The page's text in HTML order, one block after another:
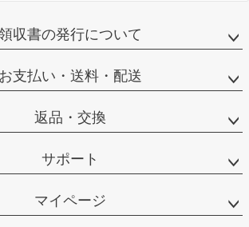
収書の発行について
お支払い・送料・配送
返品・交換
サポート
マイページ